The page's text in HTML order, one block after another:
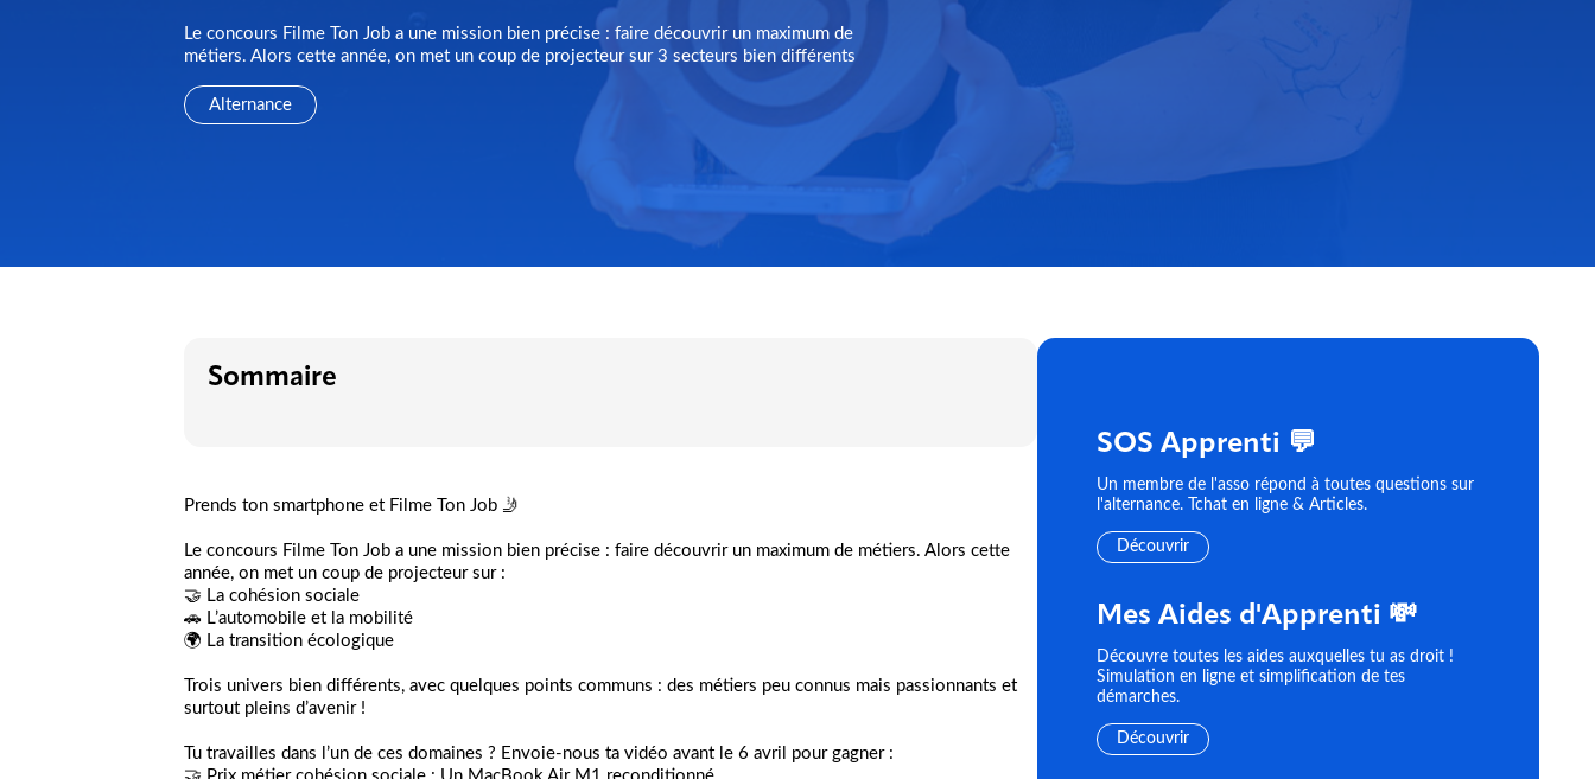
Le concours Filme Ton Job a une mission bien précise : faire découvrir un maximum de
métiers. Alors cette année, on met un coup de projecteur sur 3 secteurs bien différents
Alternance
Sommaire
Prends ton smartphone et Filme Ton Job 🤳
Le concours Filme Ton Job a une mission bien précise : faire découvrir un maximum de métiers. Alors cette
année, on met un coup de projecteur sur :
🤝 La cohésion sociale
🚗 L’automobile et la mobilité
🌍 La transition écologique
Trois univers bien différents, avec quelques points communs : des métiers peu connus mais passionnants et
surtout pleins d’avenir !
Tu travailles dans l’un de ces domaines ? Envoie-nous ta vidéo avant le 6 avril pour gagner :
SOS Apprenti 💬
Un membre de l'asso répond à toutes questions sur
l'alternance. Tchat en ligne & Articles.
Découvrir
Mes Aides d'Apprenti 💸
Découvre toutes les aides auxquelles tu as droit !
Simulation en ligne et simplification de tes
démarches.
Découvrir